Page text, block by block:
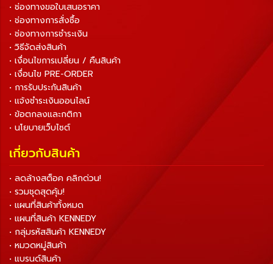
• ช่องทางขอใบเสนอราคา
• ช่องทางการสั่งซื้อ
• ช่องทางการชำระเงิน
• วิธีจัดส่งสินค้า
• เงื่อนไขการเปลี่ยน / คืนสินค้า
• เงื่อนไข PRE-ORDER
• การรับประกันสินค้า
• แจ้งชำระเงินออนไลน์
• ข้อตกลงและกติกา
• นโยบายเว็บไซต์
เกี่ยวกับสินค้า
• ลดล้างสต็อค คลิกด่วน!
• รวมชุดสุดคุ้ม!
• แผนที่สินค้าทั้งหมด
• แผนที่สินค้า KENNEDY
• กลุ่มรหัสสินค้า KENNEDY
• หมวดหมู่สินค้า
• แบรนด์สินค้า